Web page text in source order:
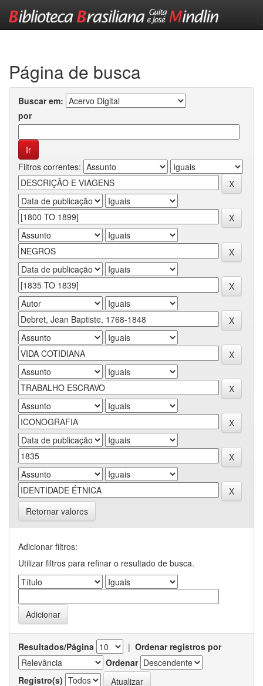
Página de busca
Buscar em:
por
Filtros correntes:
Retornar valores
Adicionar filtros:
Utilizar filtros para refinar o resultado de busca.
Resultados/Página | Ordenar registros por
Ordenar
Registro(s)